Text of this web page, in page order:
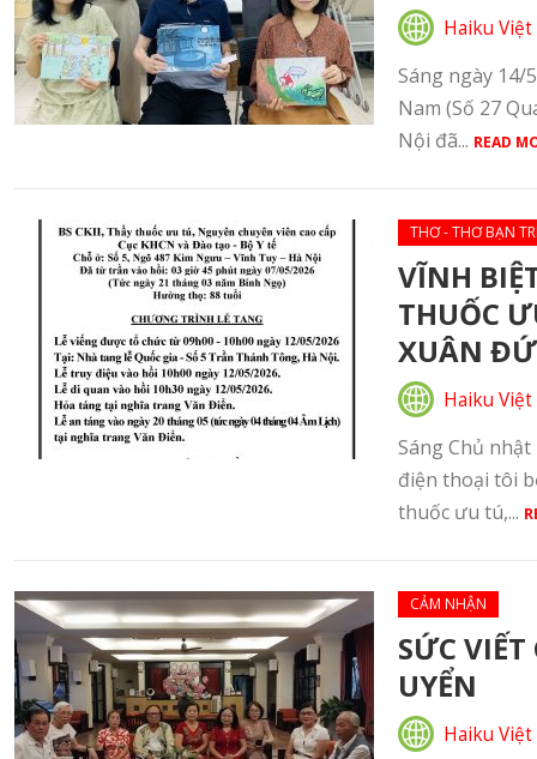
Haiku Việt
Sáng ngày 14/
Nam (Số 27
Nội đã... READ
THƠ - THƠ BẠN
VĨNH
THUỐC
XUÂN
Haiku Việt
Sáng Chủ
điện thoại tôi
thuốc ưu tú,...
CẢM NHẬN
SỨC
UYỂN
Haiku Việt